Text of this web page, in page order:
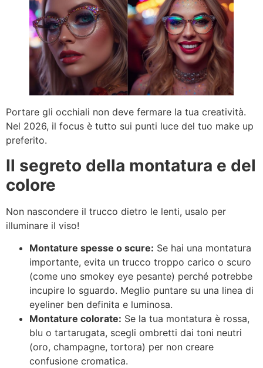
Portare gli occhiali non deve fermare la tua creatività.
Nel 2026, il focus è tutto sui punti luce del tuo make up
preferito.
Il segreto della montatura e del
colore
Non nascondere il trucco dietro le lenti, usalo per
illuminare il viso!
Montature spesse o scure: Se hai una montatura
importante, evita un trucco troppo carico o scuro
(come uno smokey eye pesante) perché potrebbe
incupire lo sguardo. Meglio puntare su una linea di
eyeliner ben definita e luminosa.
Montature colorate: Se la tua montatura è rossa,
blu o tartarugata, scegli ombretti dai toni neutri
(oro, champagne, tortora) per non creare
confusione cromatica.